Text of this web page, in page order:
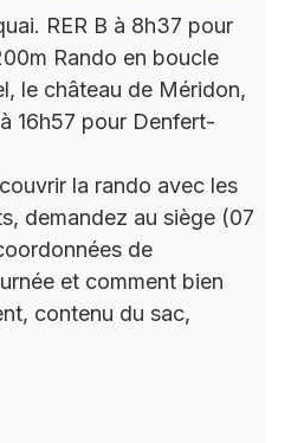
RER B à 8h37 pour
Rando en boucle
le château de Méridon,
16h57 pour Denfert-
la rando avec les
demandez au siège (07
de
et comment bien
contenu du sac,